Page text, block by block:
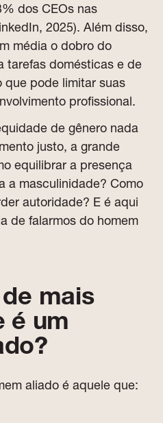
dos CEOs nas
2025). Além disso,
média o dobro do
tarefas domésticas e de
que pode limitar suas
profissional.
de gênero nada
justo, a grande
equilibrar a presença
a masculinidade? Como
autoridade? E é aqui
de falarmos do homem
mais
é um
aliado é aquele que: